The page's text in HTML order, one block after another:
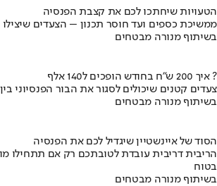
הטעויות שיחתכו לכם את קצבת הפנסיה
ממשיכת כספים ועד חוסר תכנון – הצעדים
בשיתוף מנורה מבטחים
איך 200 ש"ח בחודש הופכים ל140 אלף ?
צעדים קטנים שיכולים לסגור את הבור הפנסיוני
בשיתוף מנורה מבטחים
הסוד של איינשטיין שיגדיל לכם את הפנסיה
הריבית דריבית עובדת לטובתכם רק אם תתחילו
בטוח
בשיתוף מנורה מבטחים